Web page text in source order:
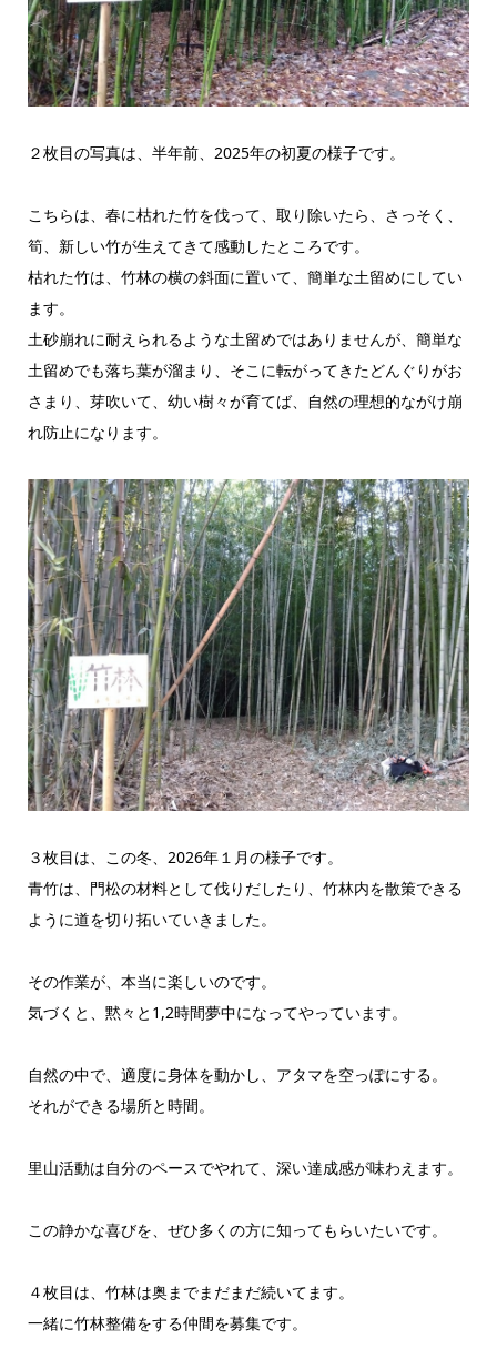
２枚目の写真は、半年前、2025年の初夏の様子です。
こちらは、春に枯れた竹を伐って、取り除いたら、さっそく、
筍、新しい竹が生えてきて感動したところです。
枯れた竹は、竹林の横の斜面に置いて、簡単な土留めにしてい
ます。
土砂崩れに耐えられるような土留めではありませんが、簡単な
土留めでも落ち葉が溜まり、そこに転がってきたどんぐりがお
さまり、芽吹いて、幼い樹々が育てば、自然の理想的ながけ崩
れ防止になります。
３枚目は、この冬、2026年１月の様子です。
青竹は、門松の材料として伐りだしたり、竹林内を散策できる
ように道を切り拓いていきました。
その作業が、本当に楽しいのです。
気づくと、黙々と1,2時間夢中になってやっています。
自然の中で、適度に身体を動かし、アタマを空っぽにする。
それができる場所と時間。
里山活動は自分のペースでやれて、深い達成感が味わえます。
この静かな喜びを、ぜひ多くの方に知ってもらいたいです。
４枚目は、竹林は奥までまだまだ続いてます。
一緒に竹林整備をする仲間を募集です。